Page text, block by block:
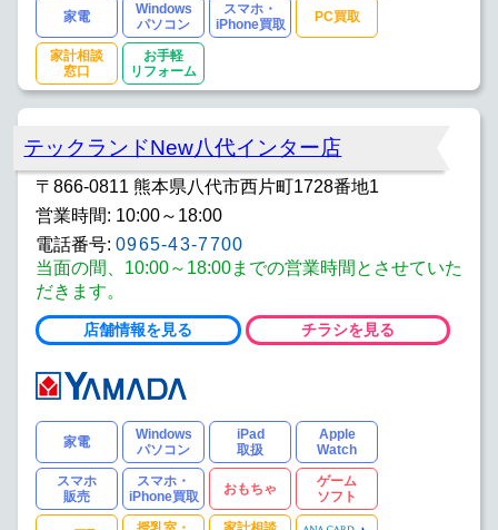
家電
Windows
パソコン
スマホ・
iPhone買取
PC買取
家計相談
窓口
お手軽
リフォーム
テックランドNew八代インター店
〒866-0811 熊本県八代市西片町1728番地1
営業時間: 10:00～18:00
電話番号: 0965-43-7700
当面の間、10:00～18:00までの営業時間とさせていた
だきます。
店舗情報を見る チラシを見る
家電
Windows
パソコン
iPad
取扱
Apple
Watch
スマホ
販売
スマホ・
iPhone買取
おもちゃ
ゲーム
ソフト